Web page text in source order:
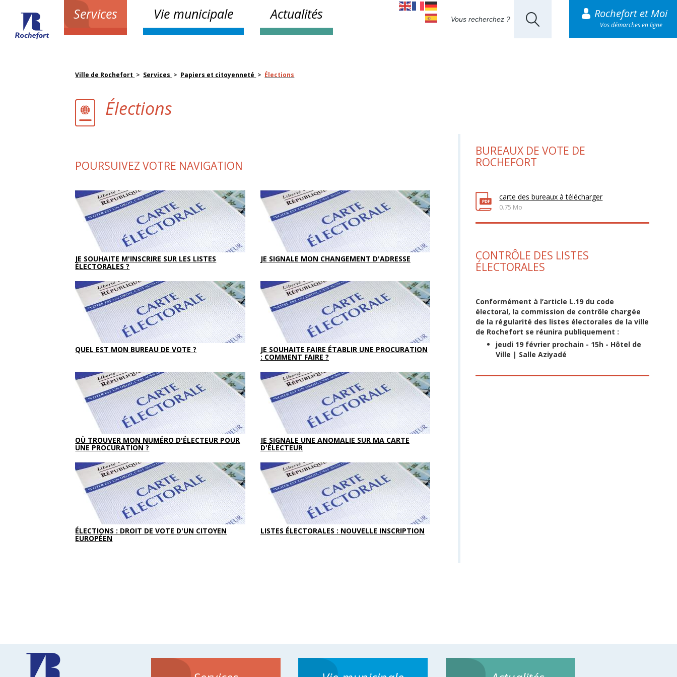
Services Vie municipale Actualités Rochefort et Moi
Vos démarches en ligne
Ville de Rochefort > Services > Papiers et citoyenneté > Élections
Élections
POURSUIVEZ VOTRE NAVIGATION
JE SOUHAITE M'INSCRIRE SUR LES LISTES
ÉLECTORALES ?
JE SIGNALE MON CHANGEMENT D'ADRESSE
QUEL EST MON BUREAU DE VOTE ? JE SOUHAITE FAIRE ÉTABLIR UNE PROCURATION
: COMMENT FAIRE ?
OÙ TROUVER MON NUMÉRO D'ÉLECTEUR POUR
UNE PROCURATION ?
JE SIGNALE UNE ANOMALIE SUR MA CARTE
D'ÉLECTEUR
ÉLECTIONS : DROIT DE VOTE D'UN CITOYEN
EUROPÉEN
LISTES ÉLECTORALES : NOUVELLE INSCRIPTION
BUREAUX DE VOTE DE
ROCHEFORT
carte des bureaux à télécharger
0.75 Mo
CONTRÔLE DES LISTES
ÉLECTORALES
Conformément à l’article L.19 du code
électoral, la commission de contrôle chargée
de la régularité des listes électorales de la ville
de Rochefort se réunira publiquement :
jeudi 19 février prochain - 15h - Hôtel de
Ville | Salle Aziyadé